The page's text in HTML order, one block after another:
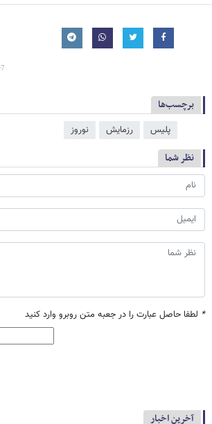
برچسب‌ها
پلیس رزمایش نوروز
نظر شما
* لطفا حاصل عبارت را در جعبه متن روبرو وارد کنید
آخرین اخبار